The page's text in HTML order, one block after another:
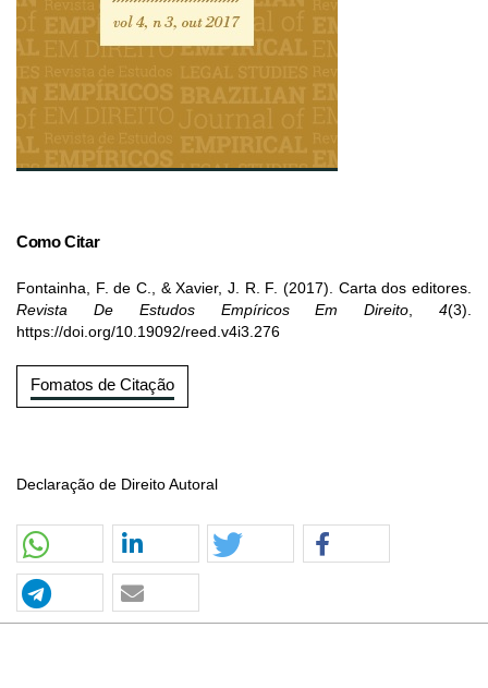
Como Citar
Fontainha, F. de C., & Xavier, J. R. F. (2017). Carta dos editores.
Revista De Estudos Empíricos Em Direito,4(3).
https://doi.org/10.19092/reed.v4i3.276
Fomatos de Citação
Declaração de Direito Autoral